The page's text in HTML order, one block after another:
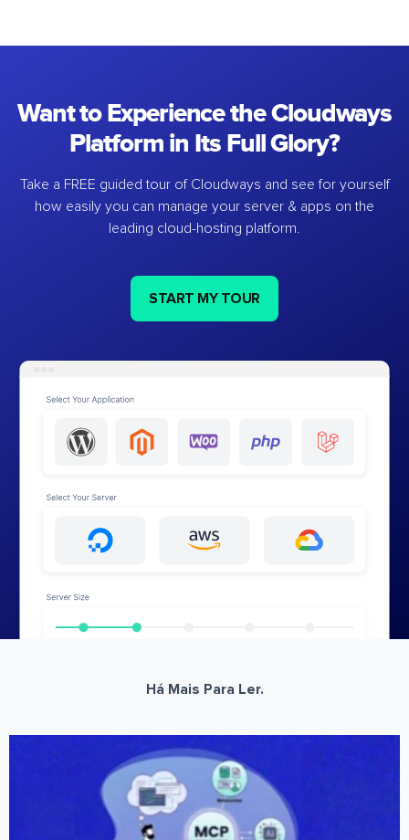
Want to Experience the Cloudways
Platform in Its Full Glory?
Take a FREE guided tour of Cloudways and see for yourself
how easily you can manage your server & apps on the
leading cloud-hosting platform.
START MY TOUR
Há Mais Para Ler.